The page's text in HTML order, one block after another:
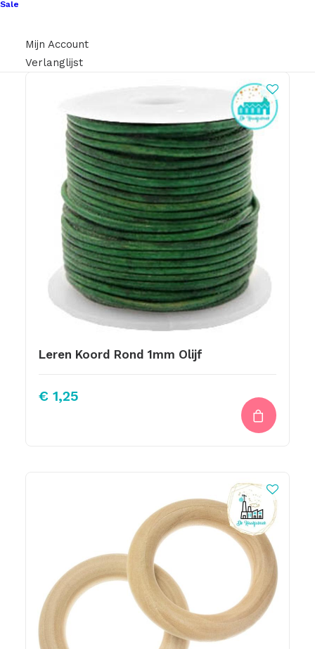
Sale
Mijn Account
Verlanglijst
Leren Koord Rond 1mm Olijf
€ 1,25